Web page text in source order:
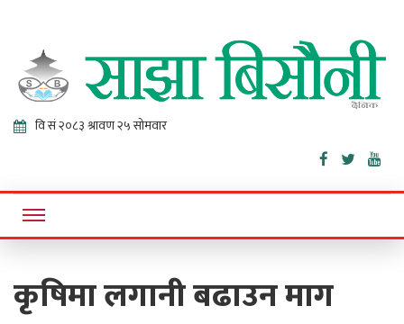
Sajha
Bisaunee
Online News Portal
कृषिमा लगानी बढाउन माग